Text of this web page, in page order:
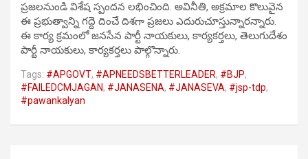
ప్రజలనుండి విశేష స్పందన లభించింది. అవినీతి, అక్రమాల కొలువైన
ఈ ప్రభుత్వాన్ని గద్దె దించే దిశగా ప్రజలు ఎదురుచూస్తున్నారన్నారు.
ఈ కార్య క్రమంలో జనసేన పార్టీ నాయకులు, కార్యకర్తలు, తెలుగుదేశం
పార్టీ నాయకులు, కార్యకర్తలు పాల్గొన్నారు.
Tags: #APGOVT, #APNEEDSBETTERLEADER, #BJP,
#FAILEDCMJAGAN, #JANASENA, #JANASEVA, #jsp-tdp,
#pawankalyan